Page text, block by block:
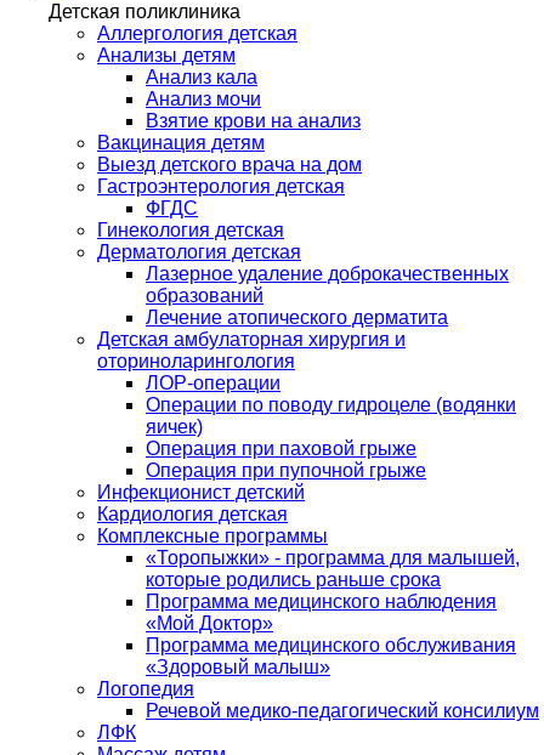
Детская поликлиника
Аллергология детская
Анализы детям
Анализ кала
Анализ мочи
Взятие крови на анализ
Вакцинация детям
Выезд детского врача на дом
Гастроэнтерология детская
ФГДС
Гинекология детская
Дерматология детская
Лазерное удаление доброкачественных
образований
Лечение атопического дерматита
Детская амбулаторная хирургия и
оториноларингология
ЛОР-операции
Операции по поводу гидроцеле (водянки
яичек)
Операция при паховой грыже
Операция при пупочной грыже
Инфекционист детский
Кардиология детская
Комплексные программы
«Торопыжки» - программа для малышей,
которые родились раньше срока
Программа медицинского наблюдения
«Мой Доктор»
Программа медицинского обслуживания
«Здоровый малыш»
Логопедия
Речевой медико-педагогический консилиум
ЛФК